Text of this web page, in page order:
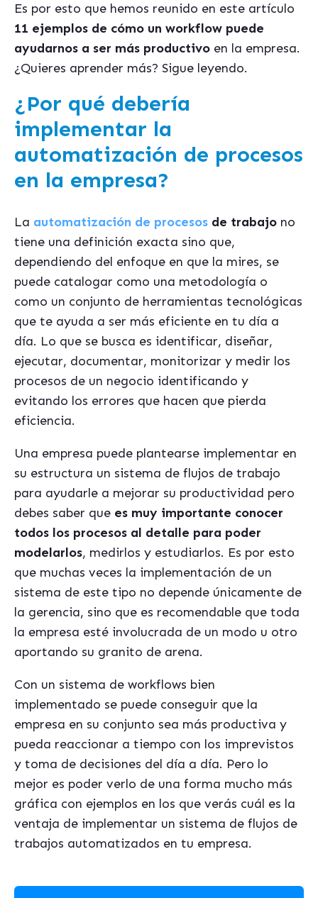
Es por esto que hemos reunido en este artículo
11 ejemplos de cómo un workflow puede
ayudarnos a ser más productivo en la empresa.
¿Quieres aprender más? Sigue leyendo.
¿Por qué debería
implementar la
automatización de procesos
en la empresa?
La automatización de procesos de trabajo no
tiene una definición exacta sino que,
dependiendo del enfoque en que la mires, se
puede catalogar como una metodología o
como un conjunto de herramientas tecnológicas
que te ayuda a ser más eficiente en tu día a
día. Lo que se busca es identificar, diseñar,
ejecutar, documentar, monitorizar y medir los
procesos de un negocio identificando y
evitando los errores que hacen que pierda
eficiencia.
Una empresa puede plantearse implementar en
su estructura un sistema de flujos de trabajo
para ayudarle a mejorar su productividad pero
debes saber que es muy importante conocer
todos los procesos al detalle para poder
modelarlos, medirlos y estudiarlos. Es por esto
que muchas veces la implementación de un
sistema de este tipo no depende únicamente de
la gerencia, sino que es recomendable que toda
la empresa esté involucrada de un modo u otro
aportando su granito de arena.
Con un sistema de workflows bien
implementado se puede conseguir que la
empresa en su conjunto sea más productiva y
pueda reaccionar a tiempo con los imprevistos
y toma de decisiones del día a día. Pero lo
mejor es poder verlo de una forma mucho más
gráfica con ejemplos en los que verás cuál es la
ventaja de implementar un sistema de flujos de
trabajos automatizados en tu empresa.